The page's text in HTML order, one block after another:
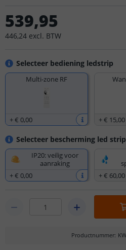
Selecteer bediening ledstrip
Multi-zone RF
+€ 0,00 +€ 15,00
Selecteer bescherming led strip
IP20: veilig voor
aanraking
+€ 0,00
+€ 60,00
539,95
446,24 excl. BTW
Productnummer: